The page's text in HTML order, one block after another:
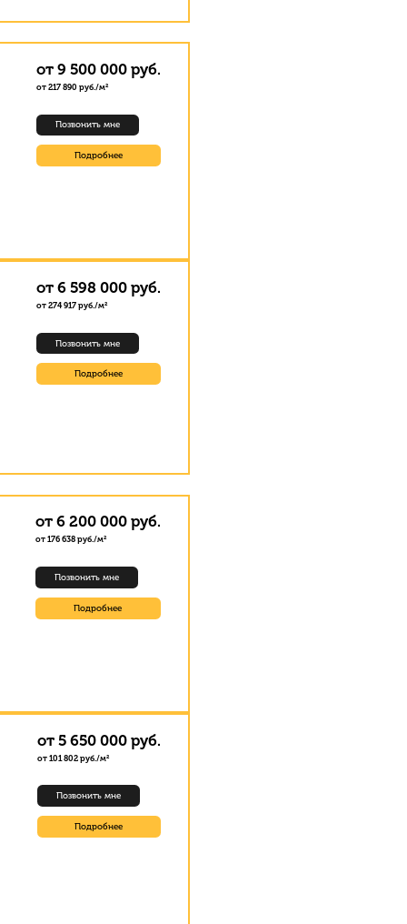
от 9 500 000 руб.
от 217 890 руб./м²
Позвонить мне
Подробнее
от 6 598 000 руб.
от 274 917 руб./м²
Позвонить мне
Подробнее
от 6 200 000 руб.
от 176 638 руб./м²
Позвонить мне
Подробнее
от 5 650 000 руб.
от 101 802 руб./м²
Позвонить мне
Подробнее